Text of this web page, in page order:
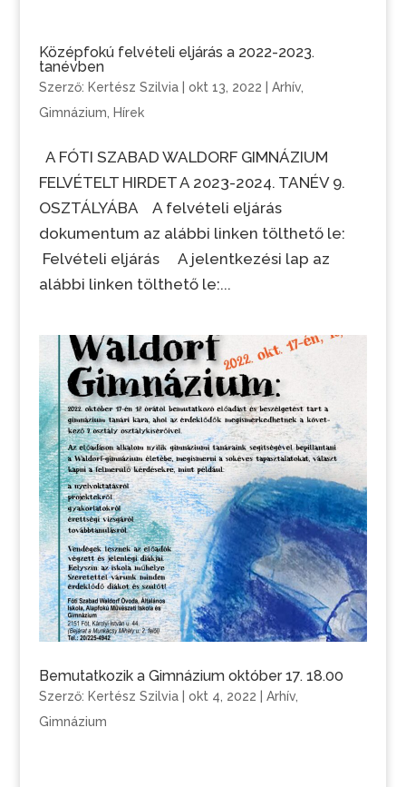
Középfokú felvételi eljárás a 2022-2023.
tanévben
Szerző: Kertész Szilvia| okt 13, 2022 | Arhív,
Gimnázium Hírek
A FÓTI SZABAD WALDORF GIMNÁZIUM
FELVÉTELT HIRDET A 2023-2024. TANÉV 9.
OSZTÁLYÁBA A felvételi eljárás
dokumentum az alábbi linken tölthető le:
Felvételi eljárás A jelentkezési lap az
alábbi linken tölthető le:...
Bemutatkozik a Gimnázium október 17. 18.00
Szerző: Kertész Szilvia| okt 4, 2022 Arhív,
Gimnázium